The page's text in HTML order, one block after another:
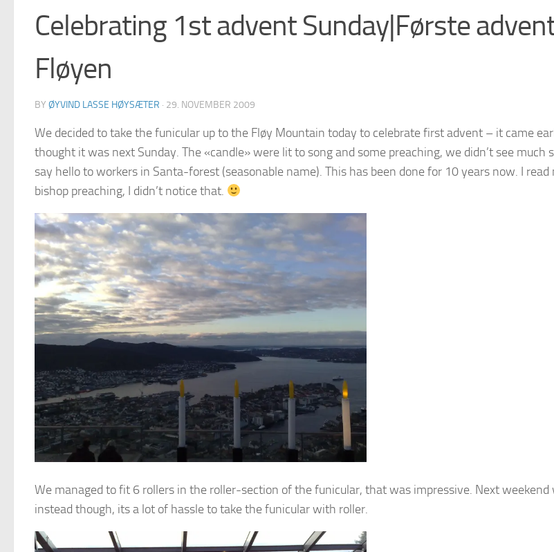
Celebrating 1st advent Sunday|Første
Fløyen
BY ØYVIND LASSE HØYSÆTER · 29. NOVEMBER 2009
We decided to take the funicular up to the Fløy Mountain today to celebrate first advent – it came
thought it was next Sunday. The «candle» were lit to song and some preaching, we didn’t see much
say hello to workers in Santa-forest (seasonable name). This has been done for 10 years now. I
bishop preaching, I didn’t notice that.
We managed to fit 6 rollers in the roller-section of the funicular, that was impressive. Next weekend
instead though, its a lot of hassle to take the funicular with roller.